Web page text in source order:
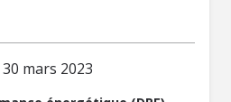
mars 2023